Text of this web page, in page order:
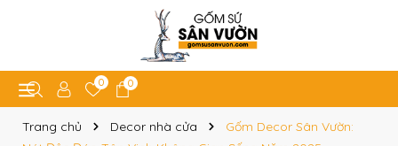
0 0
Trang chủ Decor nhà cửa
Gốm Decor Sân Vườn: